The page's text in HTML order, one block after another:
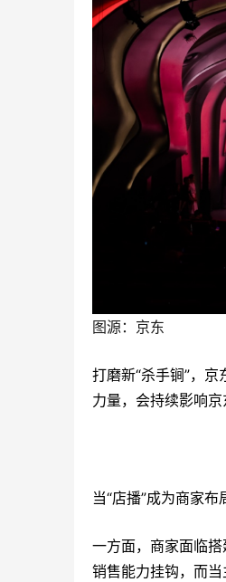
图源：京东
打磨新“杀手锏”，
力量，会持续影响京
当“店播”成为商家
一方面，商家面临
销售能力挂钩，而当